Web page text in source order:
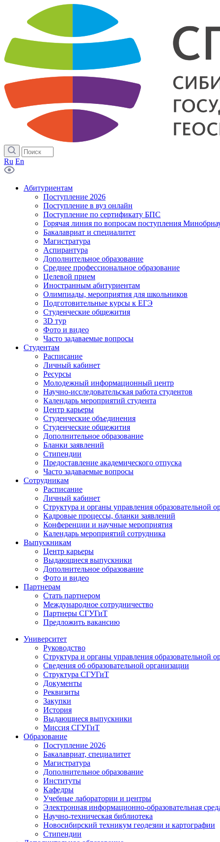
Ru En
Абитуриентам
Поступление 2026
Поступление в вуз онлайн
Поступление по сертификату БПС
Горячая линия по вопросам поступления
Бакалавриат и специалитет
Магистратура
Аспирантура
Дополнительное образование
Среднее профессиональное образование
Целевой прием
Иностранным абитуриентам
Олимпиады, мероприятия для школьников
Подготовительные курсы к ЕГЭ
Студенческие общежития
3D тур
Фото и видео
Часто задаваемые вопросы
Студентам
Расписание
Личный кабинет
Ресурсы
Молодежный информационный центр
Научно-исследовательская работа студентов
Календарь мероприятий студента
Центр карьеры
Студенческие объединения
Студенческие общежития
Дополнительное образование
Бланки заявлений
Стипендии
Предоставление академического отпуска
Часто задаваемые вопросы
Сотрудникам
Расписание
Личный кабинет
Структура и органы управления образовательной
Кадровые процессы, бланки заявлений
Конференции и научные мероприятия
Календарь мероприятий сотрудника
Выпускникам
Центр карьеры
Выдающиеся выпускники
Дополнительное образование
Фото и видео
Партнерам
Стать партнером
Международное сотрудничество
Партнеры СГУГиТ
Предложить вакансию
Университет
Руководство
Структура и органы управления образовательной
Сведения об образовательной организации
Структура СГУГиТ
Документы
Реквизиты
Закупки
История
Выдающиеся выпускники
Миссия СГУГиТ
Образование
Поступление 2026
Бакалавриат, специалитет
Магистратура
Дополнительное образование
Институты
Кафедры
Учебные лаборатории и центры
Электронная информационно-образовательная
Научно-техническая библиотека
Новосибирский техникум геодезии и картографии
Стипендии